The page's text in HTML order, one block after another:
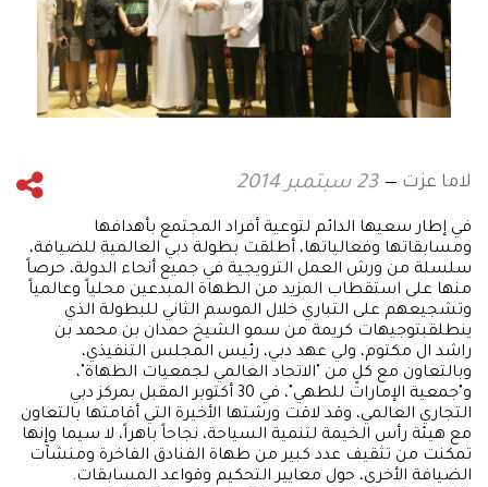
لاما عزت 23 سبتمبر 2014
في إطار سعيها الدائم لتوعية أفراد المجتمع بأهدافها
ومسابقاتها وفعالياتها، أطلقت بطولة دبي العالمية للضيافة،
سلسلة من ورش العمل الترويجية في جميع أنحاء الدولة، حرصاً
منها على استقطاب المزيد من الطهاة المبدعين محلياً وعالمياً
وتشجيعهم على التباري خلال الموسم الثاني للبطولة الذي
ينطلقبتوجيهات كريمة من سمو الشيخ حمدان بن محمد بن
راشد ال مكتوم، ولي عهد دبي، رئيس المجلس التنفيذي،
وبالتعاون مع كلٍ من "الاتحاد العالمي لجمعيات الطهاة"،
و"جمعية الإمارات للطهي"، في 30 أكتوبر المقبل بمركز دبي
التجاري العالمي، وقد لاقت ورشتها الأخيرة التي أقامتها بالتعاون
مع هيئة رأس الخيمة لتنمية السياحة، نجاحاً باهراً، لا سيما وإنها
تمكنت من تثقيف عدد كبير من طهاة الفنادق الفاخرة ومنشآت
الضيافة الأخرى، حول معايير التحكيم وقواعد المسابقات.